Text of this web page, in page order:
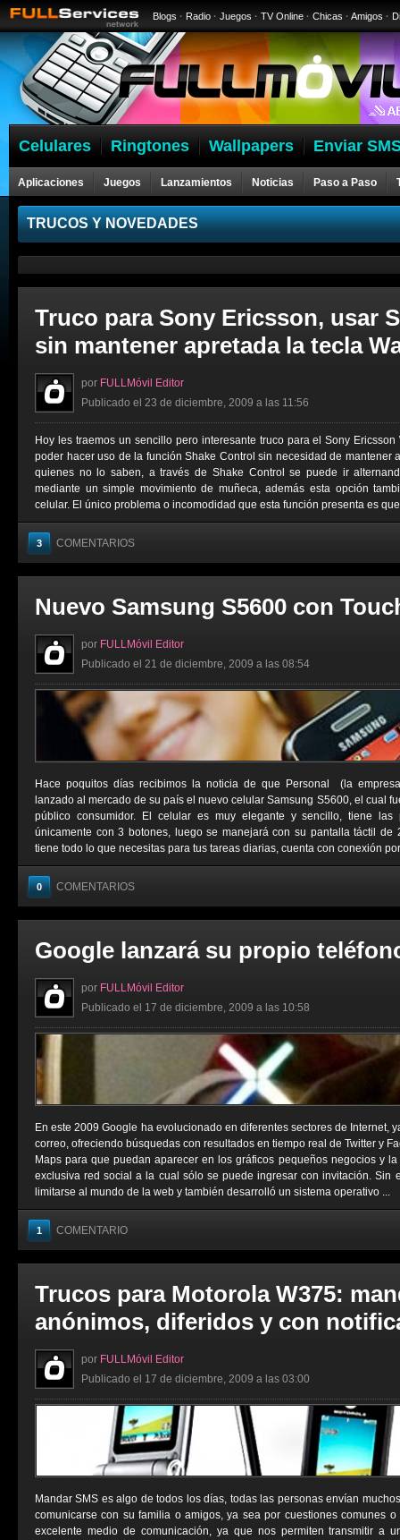
Blogs · Radio · Juegos · TV Online · Chicas · Amigos ·
Celulares Ringtones Wallpapers Enviar
Aplicaciones Juegos Lanzamientos Noticias Paso a Paso
Celulares
TRUCOS Y NOVEDADES
Truco para Sony Ericsson, usar
sin mantener apretada la tecla
por FULLMóvil Editor
Publicado el 23 de diciembre, 2009 a las 11:56
Hoy les traemos un sencillo pero interesante truco para el Sony
poder hacer uso de la función Shake Control sin necesidad de mantener
quienes no lo saben, a través de Shake Control se puede ir
mediante un simple movimiento de muñeca, además esta opción
celular. El único problema o incomodidad que esta función presenta es
3 COMENTARIOS
Nuevo Samsung S5600 con
por FULLMóvil Editor
Publicado el 21 de diciembre, 2009 a las 08:54
Hace poquitos días recibimos la noticia de que Personal (la
lanzado al mercado de su país el nuevo celular Samsung S5600, el cual
público consumidor. El celular es muy elegante y sencillo, tiene las
únicamente con 3 botones, luego se manejará con su pantalla táctil de
tiene todo lo que necesitas para tus tareas diarias, cuenta con conexión
0 COMENTARIOS
Google lanzará su propio
por FULLMóvil Editor
Publicado el 17 de diciembre, 2009 a las 10:58
En este 2009 Google ha evolucionado en diferentes sectores de Internet,
correo, ofreciendo búsquedas con resultados en tiempo real de Twitter y
Maps para que puedan aparecer en los gráficos pequeños negocios y
exclusiva red social a la cual sólo se puede ingresar con invitación. Sin
limitarse al mundo de la web y también desarrolló un sistema operativo ...
1 COMENTARIO
Trucos para Motorola W375:
anónimos, diferidos y con
por FULLMóvil Editor
Publicado el 17 de diciembre, 2009 a las 03:00
Mandar SMS es algo de todos los días, todas las personas envían
comunicarse con su familia o amigos, ya sea por cuestiones comunes
excelente medio de comunicación, ya que nos permiten transmitir a